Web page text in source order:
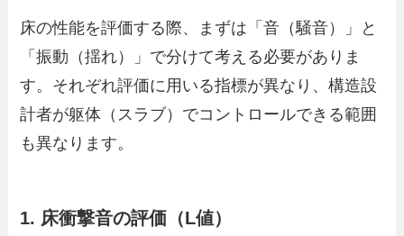
床の性能を評価する際、まずは「音（騒音）」と
「振動（揺れ）」で分けて考える必要がありま
す。それぞれ評価に用いる指標が異なり、構造設
計者が躯体（スラブ）でコントロールできる範囲
も異なります。
1. 床衝撃音の評価（L値）